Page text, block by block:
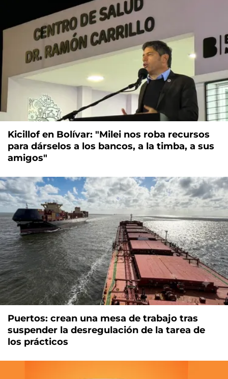
Kicillof en Bolívar: "Milei nos roba recursos
para dárselos a los bancos, a la timba, a sus
amigos"
Puertos: crean una mesa de trabajo tras
suspender la desregulación de la tarea de
los prácticos